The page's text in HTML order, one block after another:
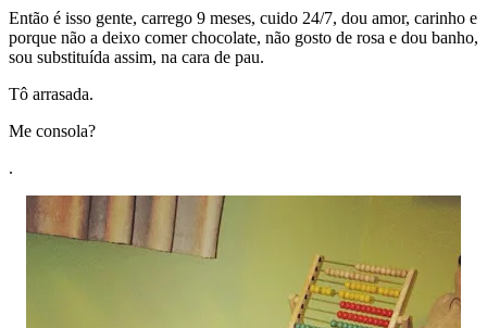
Então é isso gente, carrego 9 meses, cuido 24/7, dou amor, carinho e
porque não a deixo comer chocolate, não gosto de rosa e dou banho,
sou substituída assim, na cara de pau.
Tô arrasada.
Me consola?
.